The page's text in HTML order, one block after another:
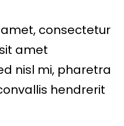
consectetur
amet
nisl mi, pharetra
hendrerit